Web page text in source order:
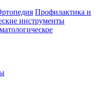
Профилактика и
инструменты